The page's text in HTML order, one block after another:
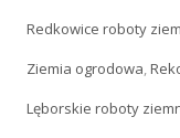
Redkowice roboty
Ziemia ogrodowa,
Lęborskie roboty